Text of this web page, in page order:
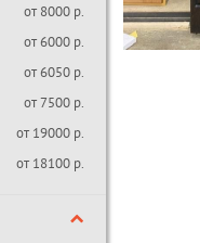
от 8000 р.
от 6000 р.
от 6050 р.
от 7500 р.
от 19000 р.
от 18100 р.